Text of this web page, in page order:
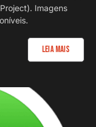
Imagens
Leia Mais